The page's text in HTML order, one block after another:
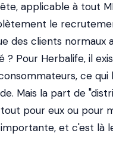
applicable à tout
le
des clients normaux
? Pour Herbalife, il
ce qui
Mais la part de
pour eux ou pour
et c'est là